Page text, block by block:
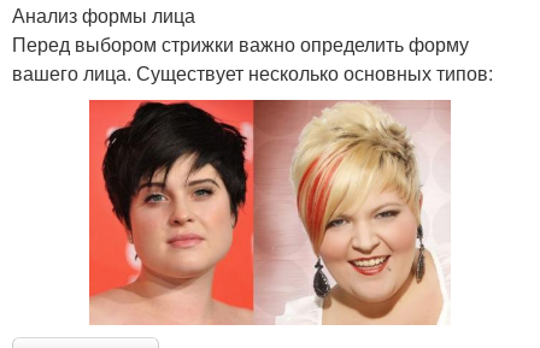
Анализ формы лица
Перед выбором стрижки важно определить форму
вашего лица. Существует несколько основных типов: